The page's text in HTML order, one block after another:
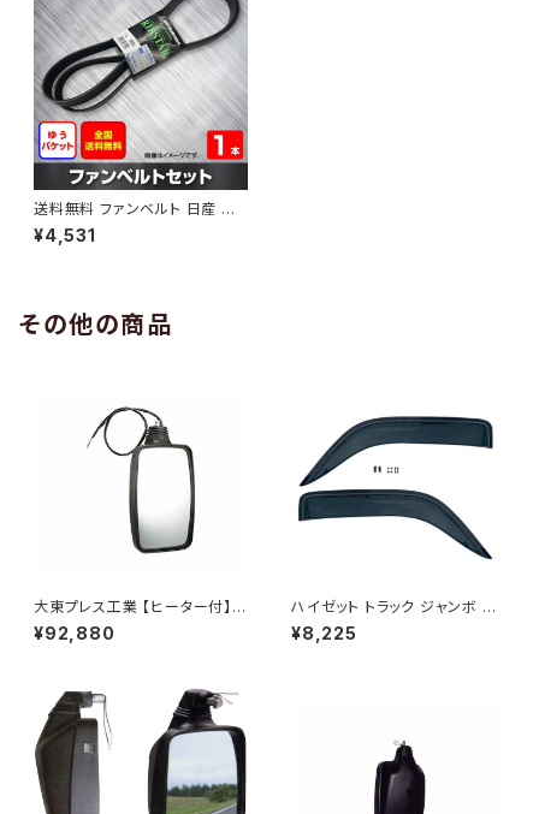
送料無料 ファンベルト 日産 オッ
ティ 型式H91W H17.06～ （国
内トップメーカー） 1本 HAB-10
¥4,531
その他の商品
大東プレス工業 【ヒーター付】
ハイウェイミラー リモコン+ヒー
ター付 DI-6121CXE
¥92,880
ハイゼット トラック ジャンボ S5
00P S510P S500 S510 系 ワ
イド ドアバイザー止め具付ピク
¥8,225